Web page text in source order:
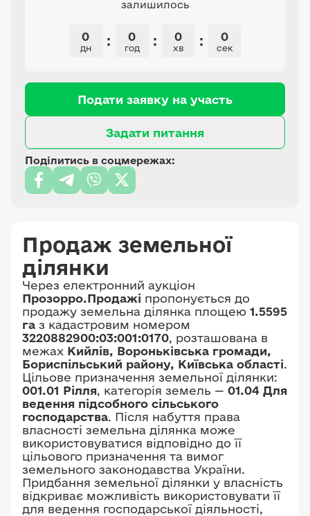
залишилось
0
дн : 0
год : 0
хв : 0
сек
Подати заявку на участь
Задати питання
Поділитись в соцмережах:
Продаж земельної
ділянки
Через електронний аукціон
Прозорро.Продажі пропонується до
продажу земельна ділянка площею 1.5595
га з кадастровим номером
3220882900:03:001:0170, розташована в
межах Кийлів, Вороньківська громади,
Бориспільський району, Київська області.
Цільове призначення земельної ділянки:
001.01 Рілля, категорія земель — 01.04 Для
ведення підсобного сільського
господарства. Після набуття права
власності земельна ділянка може
використовуватися відповідно до її
цільового призначення та вимог
земельного законодавства України.
Придбання земельної ділянки у власність
відкриває можливість використовувати її
для ведення господарської діяльності,